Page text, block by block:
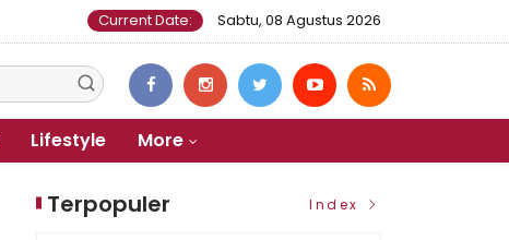
Current Date: Sabtu, 08 Agustus 2026
Lifestyle More
Terpopuler Index